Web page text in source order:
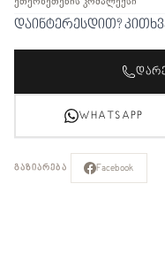
დაინტერესდით?
WHATSAPP
ᲒᲐᲖᲘᲐᲠᲔᲑᲐ Facebook